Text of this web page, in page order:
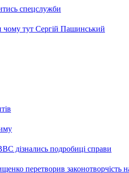
спецслужби
чому тут Сергій Пашинський
дізнались подробиці справи
перетворив законотворчість